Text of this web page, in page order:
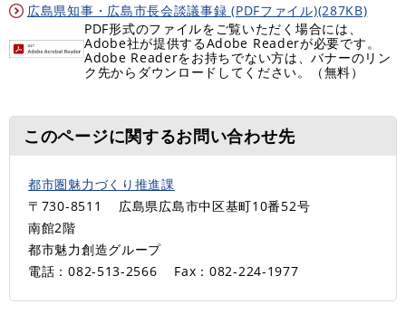
広島県知事・広島市長会談議事録 (PDFファイル)(287KB)
PDF形式のファイルをご覧いただく場合には、
Adobe社が提供するAdobe Readerが必要です。
Adobe Readerをお持ちでない方は、バナーのリン
ク先からダウンロードしてください。（無料）
このページに関するお問い合わせ先
都市圏魅力づくり推進課
〒730-8511
広島県広島市中区基町10番52号
南館2階
都市魅力創造グループ
電話：082-513-2566
Fax：082-224-1977